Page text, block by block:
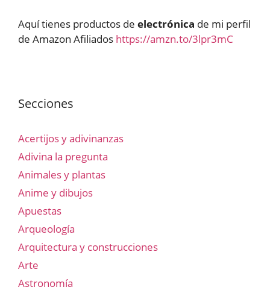
Aquí tienes productos de electrónica de mi perfil
de Amazon Afiliados https://amzn.to/3lpr3mC
Secciones
Acertijos y adivinanzas
Adivina la pregunta
Animales y plantas
Anime y dibujos
Apuestas
Arqueología
Arquitectura y construcciones
Arte
Astronomía